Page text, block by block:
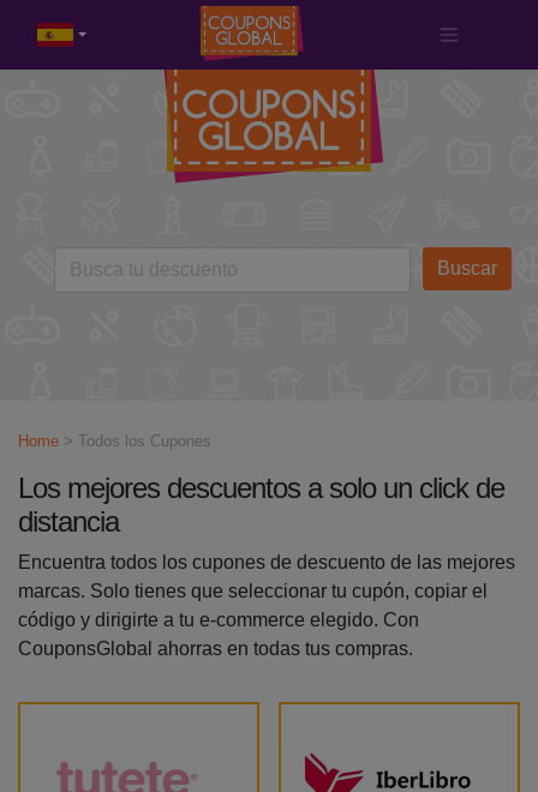
Buscar
Home > Todos los Cupones
Los mejores descuentos a solo un click de
distancia
Encuentra todos los cupones de descuento de las mejores
marcas. Solo tienes que seleccionar tu cupón, copiar el
código y dirigirte a tu e-commerce elegido. Con
CouponsGlobal ahorras en todas tus compras.